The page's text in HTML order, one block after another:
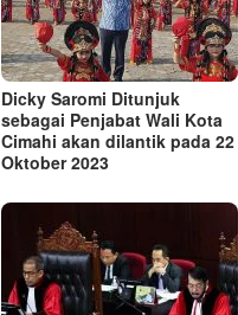
Dicky Saromi Ditunjuk
sebagai Penjabat Wali Kota
Cimahi akan dilantik pada 22
Oktober 2023